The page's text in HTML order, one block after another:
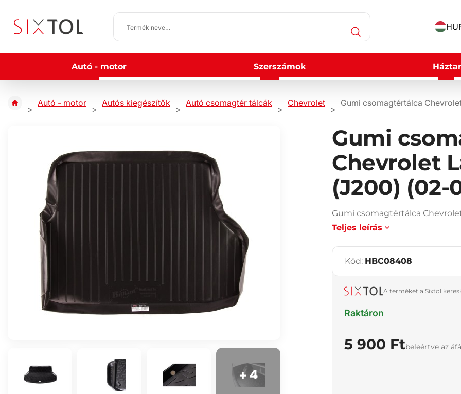
Autó - motor Szerszámok
Autó - motor Autós kiegészítők Autó csomagtér tálcák Chevrolet Gumi csomagtértálca
Gumi
Chevrolet
(J200) (02-
Gumi csomagtértálca
Teljes leírás
+ 4
Kód: HBC08408
A terméket a Sixtol
Raktáron
5 900 Ftbeleértve az